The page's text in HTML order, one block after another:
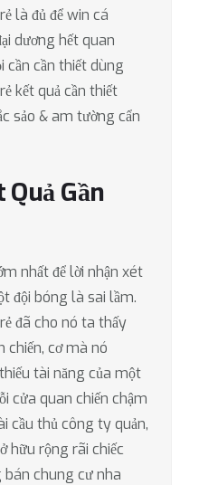
là đủ để win cá
dương hết quan
cần cần thiết dùng
kết quả cần thiết
sảo & am tường cẩn
Gần
nhất để lời nhận xét
đội bóng là sai lầm.
đã cho nó ta thấy
chiến, cơ mà nó
tài năng của một
cửa quan chiến chậm
cầu thủ công ty quản,
hữu rộng rãi chiếc
bán chung cư nha